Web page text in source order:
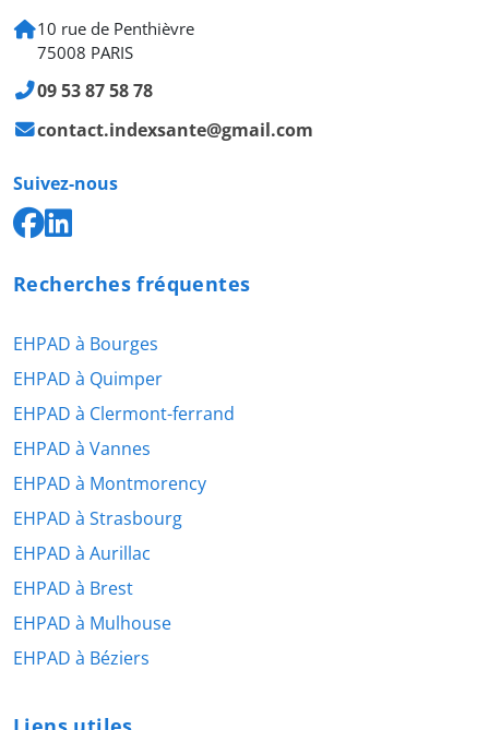
10 rue de Penthièvre
75008 PARIS
09 53 87 58 78
contact.indexsante@gmail.com
Suivez-nous
Recherches fréquentes
EHPAD à Bourges
EHPAD à Quimper
EHPAD à Clermont-ferrand
EHPAD à Vannes
EHPAD à Montmorency
EHPAD à Strasbourg
EHPAD à Aurillac
EHPAD à Brest
EHPAD à Mulhouse
EHPAD à Béziers